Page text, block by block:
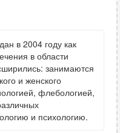
в 2004 году как
в области
занимаются
и женского
флебологией,
и психологию.